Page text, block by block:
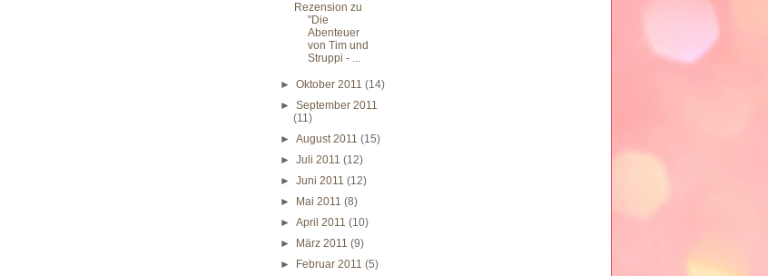
Rezension zu
"Die
Abenteuer
von Tim und
Struppi - ...
►Oktober 2011(14)
►September 2011
(11)
►August 2011(15)
►Juli 2011(12)
►Juni 2011(12)
►
Mai 2011(8)
►April 2011(10)
►
März 2011(9)
►
Februar 2011(5)